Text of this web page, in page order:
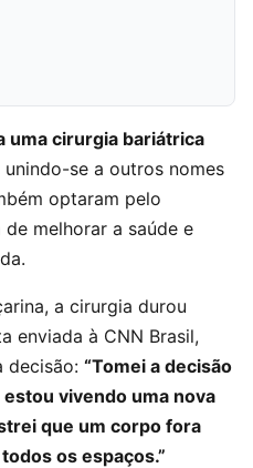
uma cirurgia bariátrica
unindo-se a outros nomes
optaram pelo
melhorar a saúde e
a cirurgia durou
enviada à CNN Brasil,
decisão: “Tomei a decisão
vivendo uma nova
que um corpo fora
os espaços.”